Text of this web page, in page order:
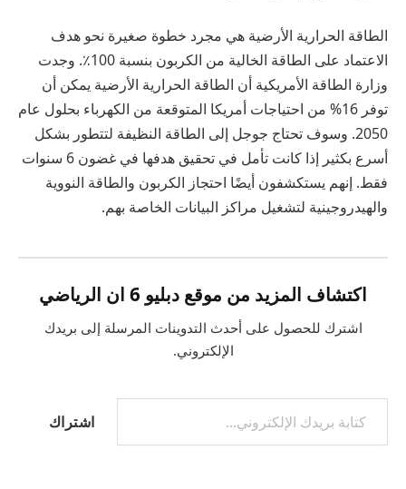
الطاقة الحرارية الأرضية هي مجرد خطوة صغيرة نحو هدف
الاعتماد على الطاقة الخالية من الكربون بنسبة 100٪. وجدت
وزارة الطاقة الأمريكية أن الطاقة الحرارية الأرضية يمكن أن
توفر 16% من احتياجات أمريكا المتوقعة من الكهرباء بحلول عام
2050. وسوف تحتاج جوجل إلى الطاقة النظيفة لتتطور بشكل
أسرع بكثير إذا كانت تأمل في تحقيق هدفها في غضون 6 سنوات
فقط. إنهم يستكشفون أيضًا احتجاز الكربون والطاقة النووية
والهيدروجينية لتشغيل مراكز البيانات الخاصة بهم.
اكتشاف المزيد من موقع دبليو 6 ان الرياضي
اشترك للحصول على أحدث التدوينات المرسلة إلى بريدك
الإلكتروني.
كتابة بريدك الإلكتروني...
اشتراك